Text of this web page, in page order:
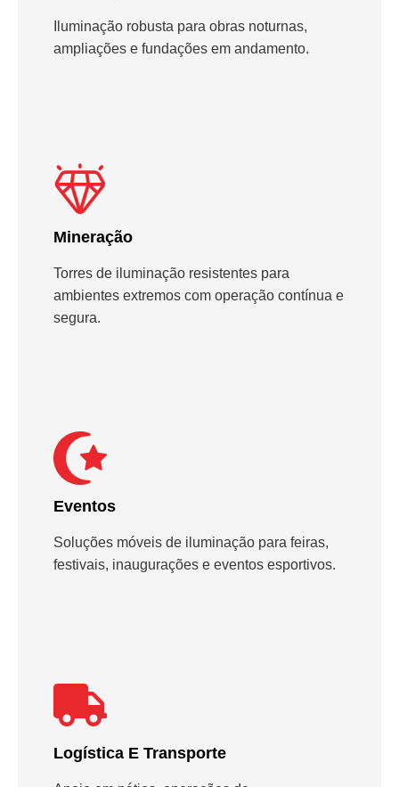
Iluminação robusta para obras noturnas,
ampliações e fundações em andamento.
Mineração
Torres de iluminação resistentes para
ambientes extremos com operação contínua e
segura.
Eventos
Soluções móveis de iluminação para feiras,
festivais, inaugurações e eventos esportivos.
Logística E Transporte